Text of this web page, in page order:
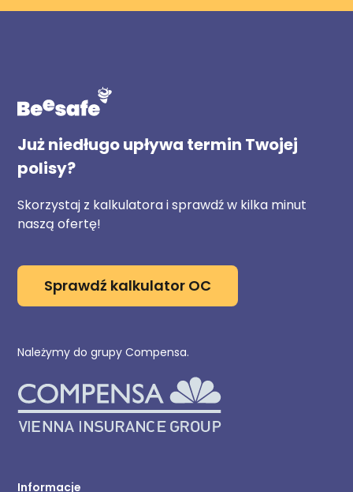
Już niedługo upływa termin Twojej
polisy?
Skorzystaj z kalkulatora i sprawdź w kilka minut
naszą ofertę!
Sprawdź kalkulator OC
Należymy do grupy Compensa.
Informacje